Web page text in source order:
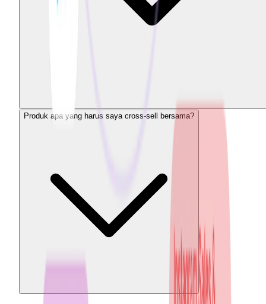
Produk apa yang harus saya cross-sell bersama?